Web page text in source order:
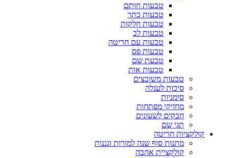
טבעות חותם
טבעות כתר
טבעות חלקות
טבעות לב
טבעות עם חריטה
טבעות פס
טבעת שם
טבעות אות
טבעות משובצים
סיכות לעגלה
סימניות
מחזיקי מפתחות
חבקים לשעונים
תגי שם
קולקציות חריטה
מתנות סוף שנה למורות וגננות
קולקציית אהבה